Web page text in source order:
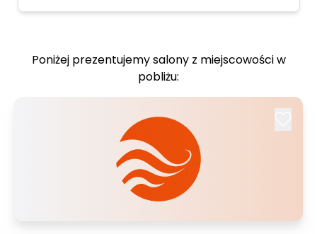
Poniżej prezentujemy salony z miejscowości w
pobliżu: